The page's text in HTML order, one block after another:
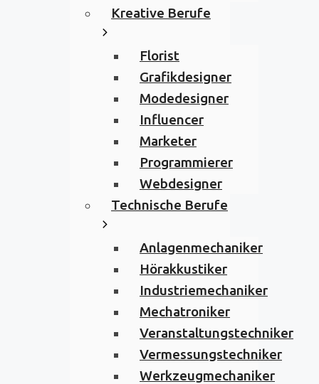
Kreative Berufe
Florist
Grafikdesigner
Modedesigner
Influencer
Marketer
Programmierer
Webdesigner
Technische Berufe
Anlagenmechaniker
Hörakkustiker
Industriemechaniker
Mechatroniker
Veranstaltungstechniker
Vermessungstechniker
Werkzeugmechaniker